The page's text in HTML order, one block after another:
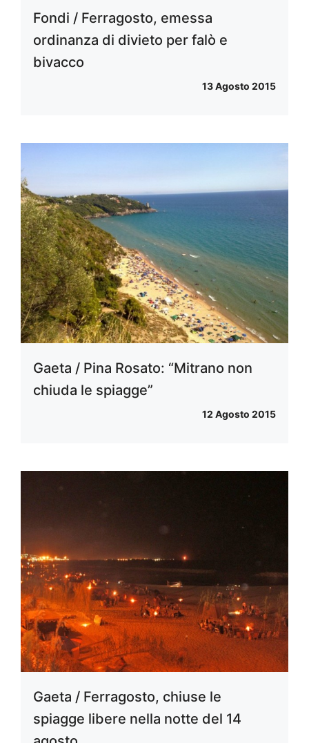
Fondi / Ferragosto, emessa
ordinanza di divieto per falò e
bivacco
13 Agosto 2015
Gaeta / Pina Rosato: “Mitrano non
chiuda le spiagge”
12 Agosto 2015
Gaeta / Ferragosto, chiuse le
spiagge libere nella notte del 14